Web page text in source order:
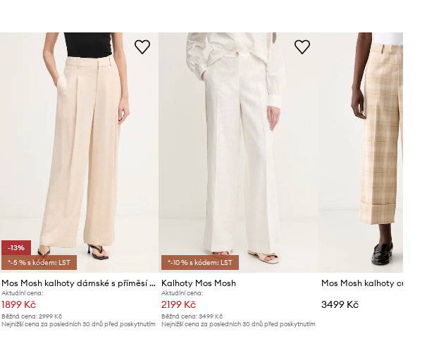
Tabulka velikosti
-13%
*-5 % s kódem: LST
Mos Mosh kalhoty dámské s příměsí lnu Coleen
Aktuální cena:
1899 Kč
Běžná cena: 2999 Kč
Nejnižší cena za posledních 30 dnů před poskytnutím
*-10 % s kódem: LST
Kalhoty Mos Mosh
Aktuální cena:
2199 Kč
Běžná cena:3499 Kč
Nejnižší cena za posledních 30 dnů před poskytnutím
3499 Kč